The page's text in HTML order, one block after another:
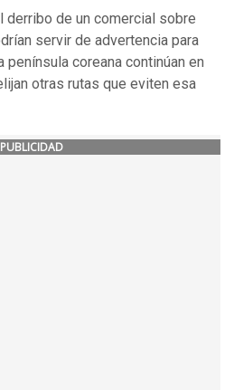
de un comercial sobre
servir de advertencia para
coreana continúan en
otras rutas que eviten esa
PUBLICIDAD